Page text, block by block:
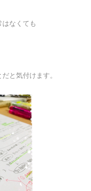
なくても
と気付けます。